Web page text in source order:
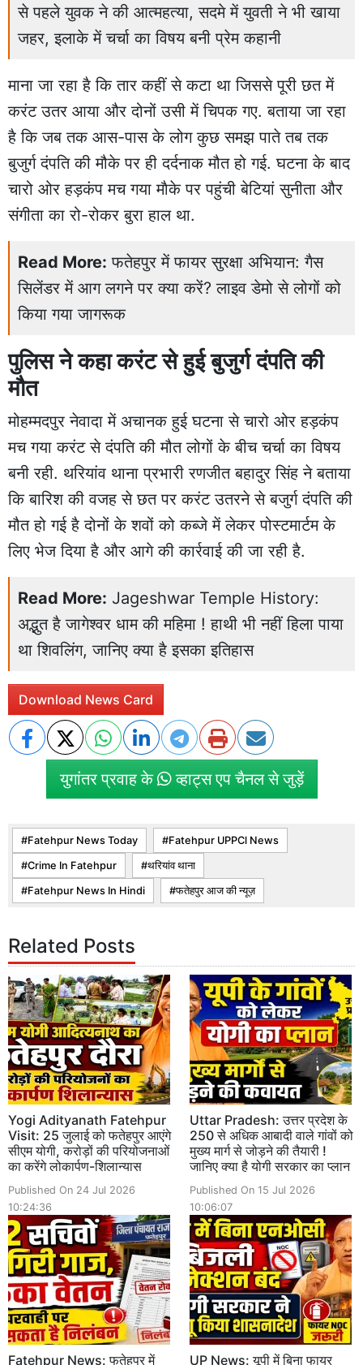
से पहले युवक ने की आत्महत्या, सदमे में युवती ने भी खाया
जहर, इलाके में चर्चा का विषय बनी प्रेम कहानी
माना जा रहा है कि तार कहीं से कटा था जिससे पूरी छत में
करंट उतर आया और दोनों उसी में चिपक गए. बताया जा रहा
है कि जब तक आस-पास के लोग कुछ समझ पाते तब तक
बुजुर्ग दंपति की मौके पर ही दर्दनाक मौत हो गई. घटना के बाद
चारो ओर हड़कंप मच गया माैके पर पहुंची बेटियां सुनीता और
संगीता का रो-रोकर बुरा हाल था.
Read More: फतेहपुर में फायर सुरक्षा अभियान: गैस
सिलेंडर में आग लगने पर क्या करें? लाइव डेमो से लोगों को
किया गया जागरूक
पुलिस ने कहा करंट से हुई बुजुर्ग दंपति की
मौत
मोहम्मदपुर नेवादा में अचानक हुईघटना से चारो ओर हड़कंप
मच गया करंट से दंपति की मौत लोगों के बीच चर्चा का विषय
बनी रही. थरियांव थाना प्रभारी रणजीत बहादुर सिंह ने बताया
कि बारिश की वजह से छत पर करंट उतरने से बजुर्ग दंपति की
मौत हो गई है दोनों के शवों को कब्जे में लेकर पोस्टमार्टम के
लिए भेज दिया है और आगे की कार्रवाई की जा रही है.
Read More: Jageshwar Temple History:
अद्भुत है जागेश्वर धाम की महिमा ! हाथी भी नहीं हिला पाया
था शिवलिंग, जानिए क्या है इसका इतिहास
Download News Card
युगांतर प्रवाह के व्हाट्स एप चैनल से जुड़ें
Fatehpur News Today Fatehpur UPPCl News
Crime In Fatehpur थरियांव थाना
Fatehpur News In Hindi फतेहपुर आज की न्यूज़
Related Posts
Yogi Adityanath Fatehpur
Visit: 25 जुलाई को फतेहपुर आएंगे
सीएम योगी, करोड़ों की परियोजनाओं
का करेंगे लोकार्पण-शिलान्यास
Published On 24 Jul 2026
10:24:36
Uttar Pradesh: उत्तर प्रदेश के
250 से अधिक आबादी वाले गांवों को
मुख्य मार्ग से जोड़ने की तैयारी !
जानिए क्या है योगी सरकार का प्लान
Published On 15 Jul 2026
10:06:07
Fatehpur News: फतेहपुर में
UP News: यूपी में बिना फायर